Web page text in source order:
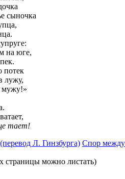
сыночка
на юге,
потек
лужу,
мужу!»
тает!
Л. Гинзбурга) Спор
страницы можно листать)